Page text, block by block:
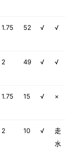
1.75 52 √ √
2 49 √ √
1.75 15 √ ×
2 10 √
走
水